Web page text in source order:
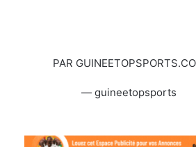
PAR
— guineetopsports